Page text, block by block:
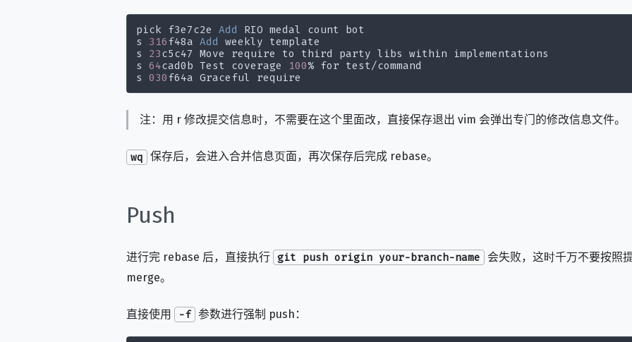
pick f3e7c2e Add
s 316f48a Add
s 23c5c47 Move require to third party libs within implementations
s 64cad0b Test coverage 100% for test/command
s 030
注：用 r 修改提交信息时，不需要在这个里面改，直接保存退出 vim 会弹出专门的修改信息文件。
wq 保存后，会进入合并信息页面，再次保存后完成 rebase。
Push
进行完 rebase 后，直接执行 git push origin your-branch-name 会失败，这时千万不要按照
merge。
直接使用 -f 参数进行强制 push：